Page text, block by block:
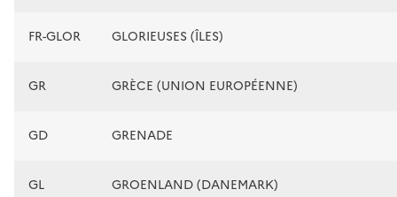
FR-GLOR GLORIEUSES (ÎLES)
GR GRÈCE (UNION EUROPÉENNE)
GD GRENADE
GL GROENLAND (DANEMARK)